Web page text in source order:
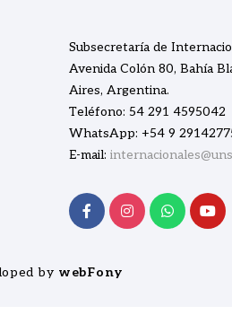
Subsecretaría de
Avenida Colón 80, Bahía
Aires, Argentina.
Teléfono: 54 291 4595042
WhatsApp: +54 9
E-mail:
by webFony